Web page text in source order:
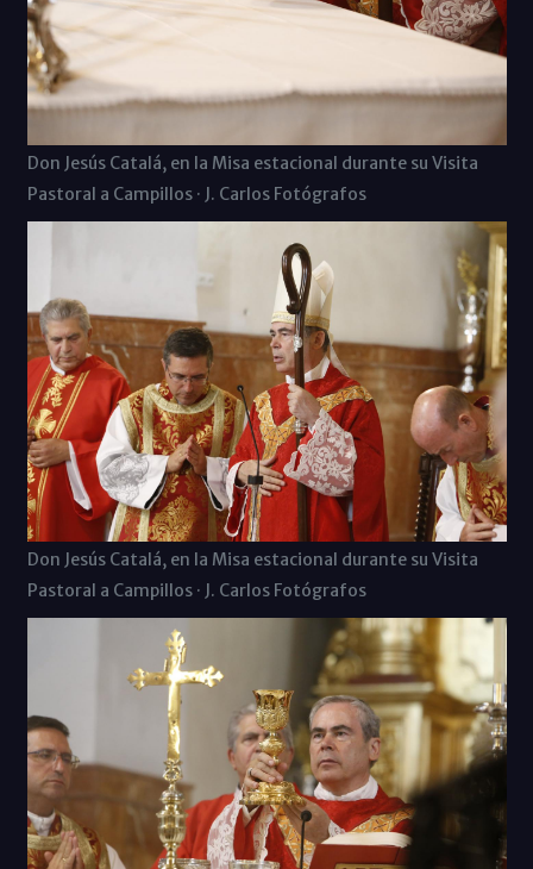
Don Jesús Catalá, en la Misa estacional durante su Visita
Pastoral a Campillos · J. Carlos Fotógrafos
Don Jesús Catalá, en la Misa estacional durante su Visita
Pastoral a Campillos · J. Carlos Fotógrafos